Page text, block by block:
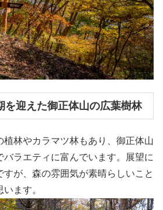
を迎えた御正体山の広葉樹林
植林やカラマツ林もあり、御正体山
ラエティに富んでいます。展望に
すが、森の雰囲気が素晴らしいこと
ます。